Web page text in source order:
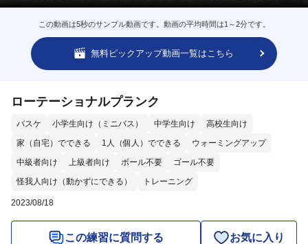
この動画は5秒のサンプル動画です。動画の平均時間は1～2分です。
無料ピックアップ動画一覧はこちら
ローテーショナルプランク
バスケ 小学生向け（ミニバス） 中学生向け
高校生向け
家（自宅）でできる
1人（個人）でできる
ウォーミングアップ
中級者向け
上級者向け ボール不要
ゴール不要
怪我人向け（動かずにできる）
トレーニング
2023/08/18
この練習に質問する お気に入り